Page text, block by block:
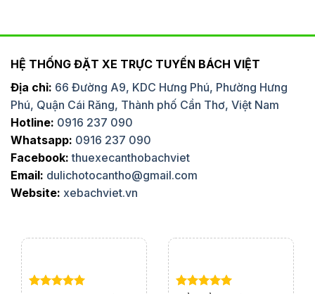
HỆ THỐNG ĐẶT XE TRỰC TUYẾN BÁCH VIỆT
Địa chỉ: 66 Đường A9, KDC Hưng Phú, Phường Hưng
Phú, Quận Cái Răng, Thành phố Cần Thơ, Việt Nam
Hotline: 0916 237 090
Whatsapp: 0916 237 090
Facebook: thuexecanthobachviet
Email: dulichotocantho@gmail.com
Website: xebachviet.vn